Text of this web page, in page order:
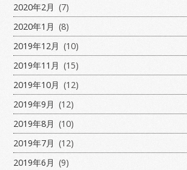
2020年2月 (7)
2020年1月 (8)
2019年12月 (10)
2019年11月 (15)
2019年10月 (12)
2019年9月 (12)
2019年8月 (10)
2019年7月 (12)
2019年6月 (9)